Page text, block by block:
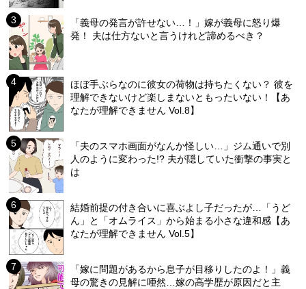
「義母の発言が許せない…！」嫁が義母に怒り爆
発！ 夫は仕方ないと言うけれど諦めるべき？
ほぼ手ぶらなのに彼女の荷物は持ちたくない？ 彼を
理解できないけど楽しまないともったいない！【あ
なたが理解できません Vol.8】
「夫のスマホ画面がなんか怪しい…」ジム通いで別
人のように変わった!? 夫が隠していた衝撃の事実と
は
結婚前提の付き合いに喜ぶよし子だったが…「うど
ん」と「オムライス」から始まる小さな違和感【あ
なたが理解できません Vol.5】
「嫁に問題があるから息子が目移りしたのよ！」義
母の驚きの見解に唖然…嫁の高学歴が原因だと主